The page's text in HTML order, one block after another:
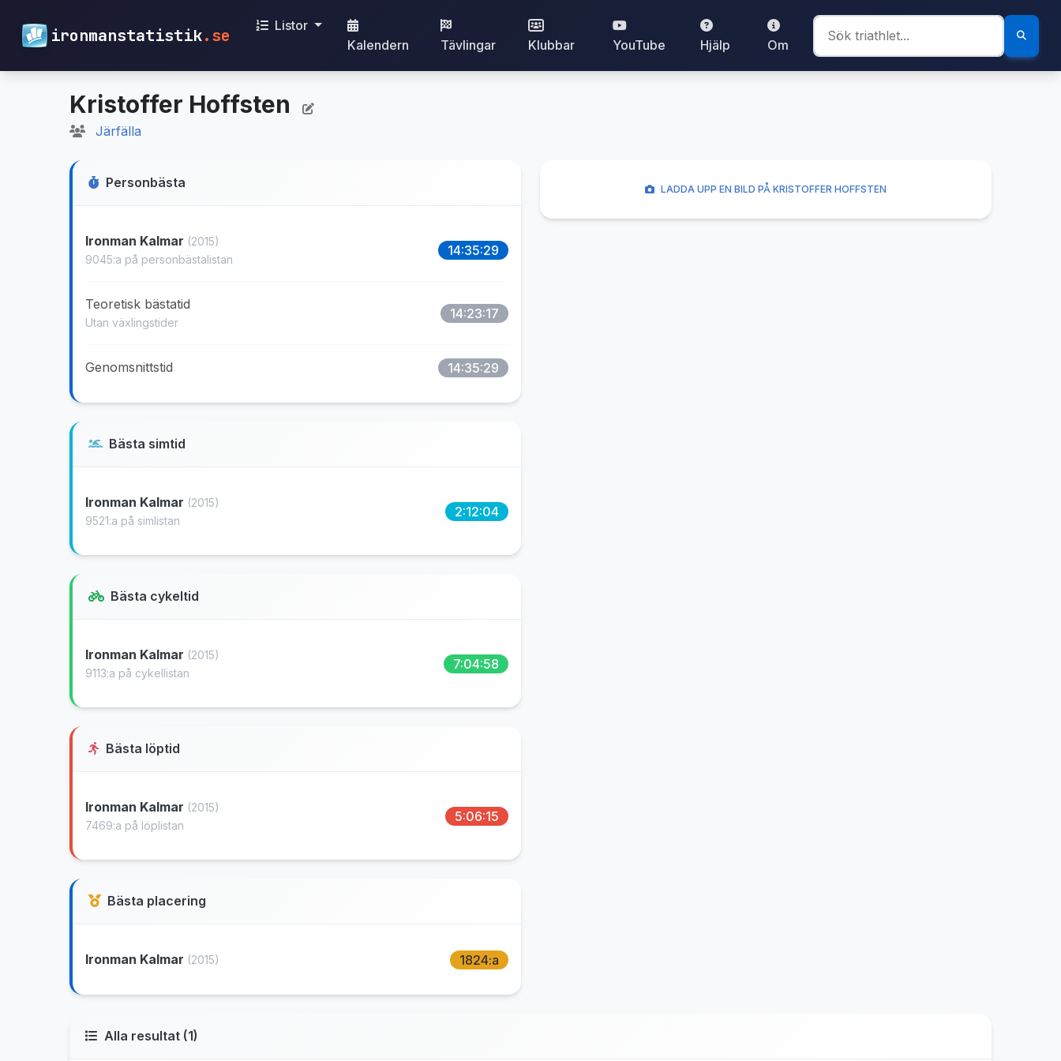
ironmanstatistik.se
Listor
Kalendern
Tävlingar Klubbar YouTube Hjälp Om
Kristoffer Hoffsten
Järfälla
Personbästa
Ironman Kalmar (2015)
9045:a på personbästalistan
14:35:29
Teoretisk bästatid
Utan växlingstider
14:23:17
Genomsnittstid 14:35:29
Bästa simtid
Ironman Kalmar (2015)
9521:a på simlistan
2:12:04
Bästa cykeltid
Ironman Kalmar (2015)
9113:a på cykellistan
7:04:58
Bästa löptid
Ironman Kalmar (2015)
7469:a på löplistan
5:06:15
Bästa placering
Ironman Kalmar (2015) 1824:a
LADDA UPP EN BILD PÅ KRISTOFFER HOFFSTEN
Alla resultat (1)